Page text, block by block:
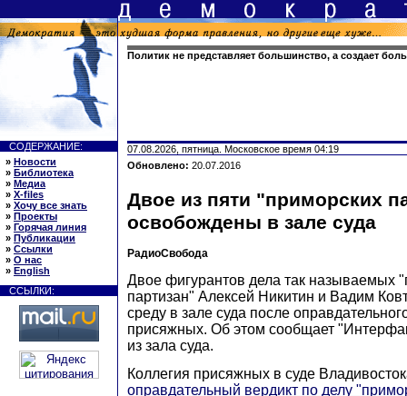
Политик не представляет большинство, а создает
СОДЕРЖАНИЕ:
» Новости
» Библиотека
» Медиа
» X-files
» Хочу все знать
» Проекты
» Горячая линия
» Публикации
» Ссылки
» О нас
» English
ССЫЛКИ:
07.08.2026, пятница. Московское время 04:19
Обновлено: 20.07.2016
Двое из пяти "приморских
освобождены в зале суда
РадиоСвобода
Двое фигурантов дела так называемых
партизан" Алексей Никитин и Вадим
среду в зале суда после
присяжных. Об этом сообщает
из зала суда.
Коллегия присяжных в суде
оправдательный вердикт по делу